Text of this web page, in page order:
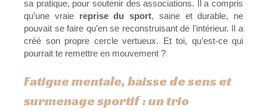
sa pratique, pour soutenir des associations. Il a compris
qu’une vraie reprise du sport, saine et durable, ne
pouvait se faire qu’en se reconstruisant de l’intérieur. Il a
créé son propre cercle vertueux. Et toi, qu’est-ce qui
pourrait te remettre en mouvement ?
Fatigue mentale, baisse de sens et
surmenage sportif : un trio